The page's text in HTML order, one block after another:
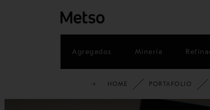
Agregados Minería
HOME PORTAFOLIO